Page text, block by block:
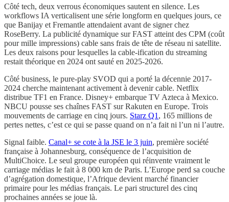
Côté tech, deux verrous économiques sautent en silence. Les
workflows IA verticalisent une série longform en quelques jours, ce
que Banijay et Fremantle attendaient avant de signer chez
RoseBerry. La publicité dynamique sur FAST atteint des CPM (coût
pour mille impressions) cable sans frais de tête de réseau ni satellite.
Les deux raisons pour lesquelles la cable-ification du streaming
restait théorique en 2024 ont sauté en 2025-2026.
Côté business, le pure-play SVOD qui a porté la décennie 2017-
2024 cherche maintenant activement à devenir cable. Netflix
distribue TF1 en France. Disney+ embarque TV Azteca à Mexico.
NBCU pousse ses chaînes FAST sur Rakuten en Europe. Trois
mouvements de carriage en cinq jours. Starz Q1 , 165 millions de
pertes nettes, c’est ce qui se passe quand on n’a fait ni l’un ni l’autre.
Signal faible. Canal+ se cote à la JSE le 3 juin, première société
française à Johannesburg, conséquence de l’acquisition de
MultiChoice. Le seul groupe européen qui réinvente vraiment le
carriage médias le fait à 8 000 km de Paris. L’Europe perd sa couche
d’agrégation domestique, l’Afrique devient marché financier
primaire pour les médias français. Le pari structurel des cinq
prochaines années se joue là.